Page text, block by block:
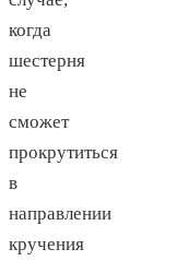
когда
шестерня
не
сможет
прокрутиться
в
направлении
кручения